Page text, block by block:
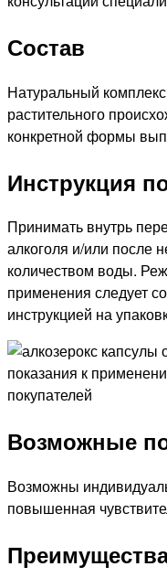
Состав
Натуральный
растительного
конкретной формы
Инструкция
Принимать внутрь
алкоголя и/или после
количеством воды.
применения следует
инструкцией на
Возможные
Возможны
повышенная